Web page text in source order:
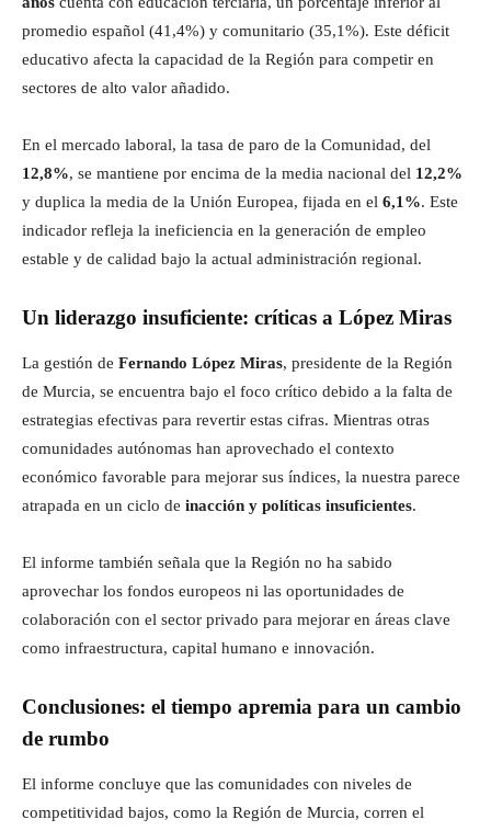
promedio español (41,4%) y comunitario (35,1%). Este déficit
educativo afecta la capacidad de la Región para competir en
sectores de alto valor añadido.
En el mercado laboral, la tasa de paro de la Comunidad, del
12,8%, se mantiene por encima de la media nacional del 12,2%
y duplica la media de la Unión Europea, fijada en el 6,1%. Este
indicador refleja la ineficiencia en la generación de empleo
estable y de calidad bajo la actual administración regional.
Un liderazgo insuficiente: críticas a López Miras
La gestión de Fernando López Miras, presidente de la Región
de Murcia, se encuentra bajo el foco crítico debido a la falta de
estrategias efectivas para revertir estas cifras. Mientras otras
comunidades autónomas han aprovechado el contexto
económico favorable para mejorar sus índices, la nuestra parece
atrapada en un ciclo de inacción y políticas insuficientes.
El informe también señala que la Región no ha sabido
aprovechar los fondos europeos ni las oportunidades de
colaboración con el sector privado para mejorar en áreas clave
como infraestructura, capital humano e innovación.
Conclusiones: el tiempo apremia para un cambio
de rumbo
El informe concluye que las comunidades con niveles de
competitividad bajos, como la Región de Murcia, corren el